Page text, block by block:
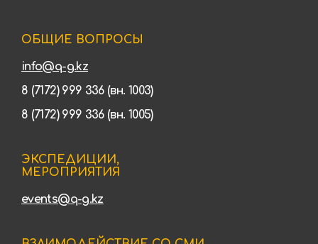
ОБЩИЕ ВОПРОСЫ
info@q-g.kz
8 (7172) 999 336 (вн. 1003)
8 (7172) 999 336 (вн. 1005)
ЭКСПЕДИЦИИ,
МЕРОПРИЯТИЯ
events@q-g.kz